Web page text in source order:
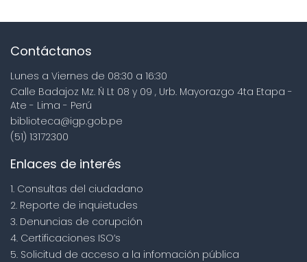
Contáctanos
Lunes a Viernes de 08:30 a 16:30
Calle Badajoz Mz. Ñ Lt 08 y 09 , Urb. Mayorazgo 4ta Etapa -
Ate - Lima - Perú
biblioteca@igp.gob.pe
(51) 13172300
Enlaces de interés
1. Consultas del ciudadano
2. Reporte de inquietudes
3. Denuncias de corupción
4. Certificaciones ISO’s
5. Solicitud de acceso a la infomación pública